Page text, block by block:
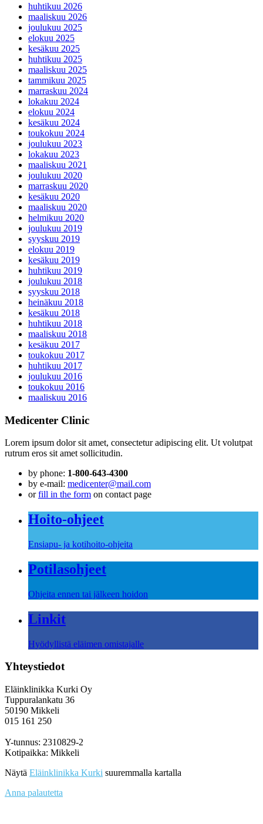
huhtikuu 2026
maaliskuu 2026
joulukuu 2025
elokuu 2025
kesäkuu 2025
huhtikuu 2025
maaliskuu 2025
tammikuu 2025
marraskuu 2024
lokakuu 2024
elokuu 2024
kesäkuu 2024
toukokuu 2024
joulukuu 2023
lokakuu 2023
maaliskuu 2021
joulukuu 2020
marraskuu 2020
kesäkuu 2020
maaliskuu 2020
helmikuu 2020
joulukuu 2019
syyskuu 2019
elokuu 2019
kesäkuu 2019
huhtikuu 2019
joulukuu 2018
syyskuu 2018
heinäkuu 2018
kesäkuu 2018
huhtikuu 2018
maaliskuu 2018
kesäkuu 2017
toukokuu 2017
huhtikuu 2017
joulukuu 2016
toukokuu 2016
maaliskuu 2016
Medicenter Clinic
Lorem ipsum dolor sit amet, consectetur adipiscing elit. Ut volutpat
rutrum eros sit amet sollicitudin.
by phone: 1-800-643-4300
by e-mail: medicenter@mail.com
orfill in the form on contact page
Hoito-ohjeet
Ensiapu- ja kotihoito-ohjeita
Potilasohjeet
Ohjeita ennen tai jälkeen hoidon
Linkit
Hyödyllistä eläimen omistajalle
Yhteystiedot
Eläinklinikka Kurki Oy
Tuppuralankatu 36
50190 Mikkeli
015 161 250
Y-tunnus: 2310829-2
Kotipaikka: Mikkeli
Näytä Eläinklinikka Kurki suuremmalla kartalla
Anna palautetta